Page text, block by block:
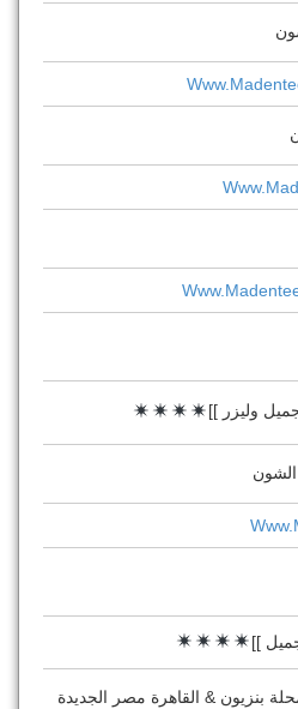
وليزر ]]
الشون
]]
بنزيون & القاهرة مصر الجديدة